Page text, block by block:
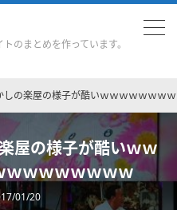
のまとめを作っています。
しの楽屋の様子が酷いｗｗｗｗｗｗｗ
屋の様子が酷いｗｗ
ｗｗｗｗｗｗｗ
01/20